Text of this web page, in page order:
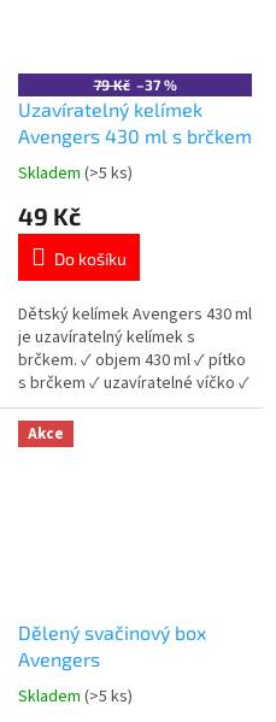
79 Kč –37 %
Uzavíratelný kelímek
Avengers 430 ml s brčkem
Průměrné
produktu
5,0
5
hvězdiček.
Skladem (>5 ks)
49 Kč
Do košíku
Dětský kelímek Avengers 430 ml
je uzavíratelný kelímek s
brčkem. ✓ objem 430 ml ✓ pítko
s brčkem ✓ uzavíratelné víčko ✓
plast bez BPA 👉 Více produktů
Avengers
Akce
Dělený svačinový box
Avengers
Průměrné
Skladem (>5 ks)